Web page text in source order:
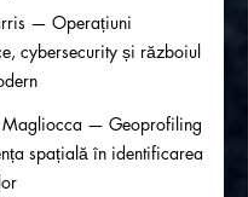
— Operațiuni
cybersecurity și războiul
Magliocca — Geoprofiling
spațială în identificarea